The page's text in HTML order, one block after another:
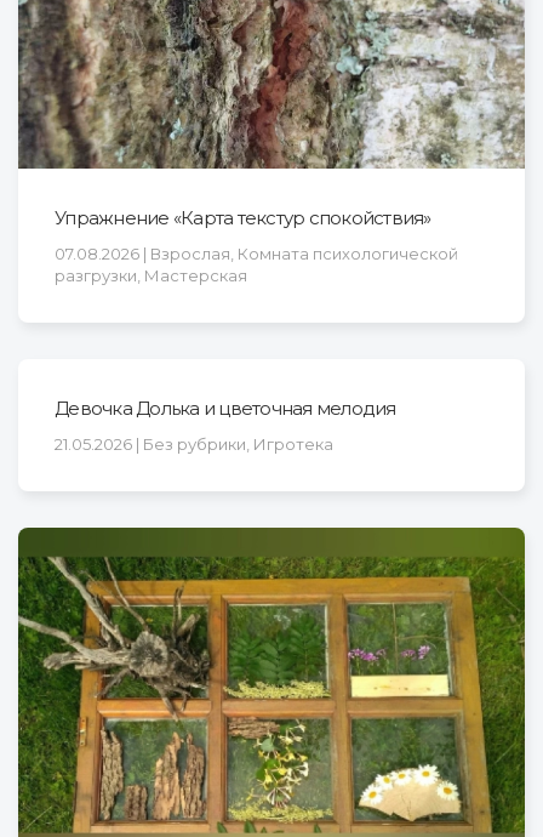
Упражнение «Карта текстур спокойствия»
07.08.2026 | Взрослая, Комната психологической
разгрузки, Мастерская
Девочка Долька и цветочная мелодия
21.05.2026 | Без рубрики, Игротека